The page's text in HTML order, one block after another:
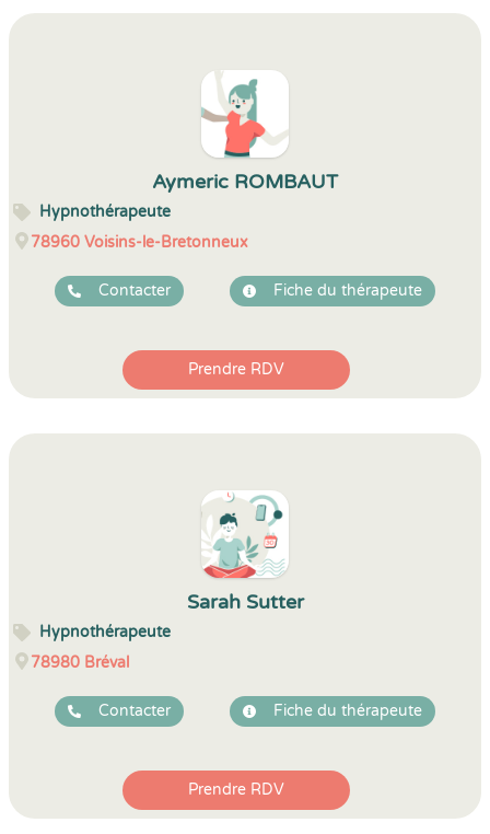
Aymeric ROMBAUT
Hypnothérapeute
78960 Voisins-le-Bretonneux
Contacter Fiche du thérapeute
Prendre RDV
Sarah Sutter
Hypnothérapeute
78980 Bréval
Contacter Fiche du thérapeute
Prendre RDV